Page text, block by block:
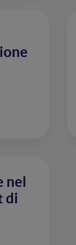
nel
di